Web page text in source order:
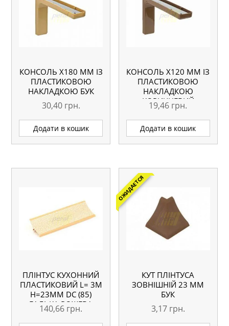
КОНСОЛЬ Х180 ММ ІЗ
ПЛАСТИКОВОЮ
НАКЛАДКОЮ БУК
30,40 грн.
Додати в кошик
КОНСОЛЬ Х120 ММ ІЗ
ПЛАСТИКОВОЮ
НАКЛАДКОЮ
КОРИЧНЕВИЙ
19,46 грн.
Додати в кошик
ПЛІНТУС КУХОННИЙ
ПЛАСТИКОВИЙ L= 3М
H=23ММ DC (85)
ГАЛЬКА РОЖЕВА
140,66 грн.
ОЖИДАЕТСЯ
КУТ ПЛІНТУСА
ЗОВНІШНІЙ 23 ММ
БУК
3,17 грн.